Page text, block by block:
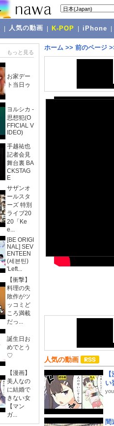
人気の動画 K-POP iPhone
もっと見る
お家デー
ト当日ゥ
ヨルシカ -
思想犯(O
FFICIAL V
IDEO)
手越祐也
記者会見
舞台裏 BA
CKSTAG
E
サザンオ
ールスタ
ーズ 特別
ライブ20
20「Ke
e...
[BE ORIGI
NAL] SEV
ENTEEN
(세븐틴)
'Left...
【衝撃】
料理の失
敗作がツ
ッコミど
ころ満載
だっ...
誕生日お
めでとう
♡
【漫画】
美人なの
に結婚で
きない女
【マン
ガ...
ホーム >> 前のページ
人気の動画
い
間